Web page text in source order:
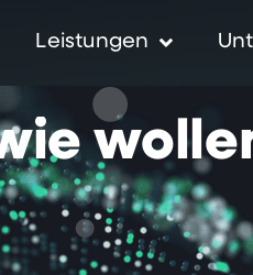
Leistungen